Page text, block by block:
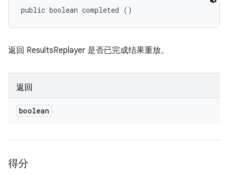
public boolean completed ()
返回 ResultsReplayer 是否已完成结果重放。
返回
boolean
得分